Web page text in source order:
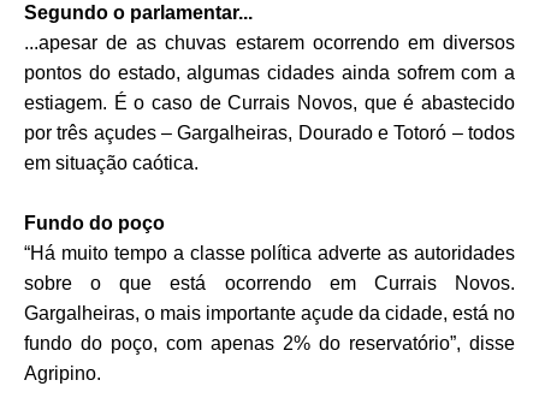
Segundo o parlamentar...
...apesar de as chuvas estarem ocorrendo em diversos
pontos do estado, algumas cidades ainda sofrem com a
estiagem. É o caso de Currais Novos, que é abastecido
por três açudes – Gargalheiras, Dourado e Totoró – todos
em situação caótica.
Fundo do poço
“Há muito tempo a classe política adverte as autoridades
sobre o que está ocorrendo em Currais Novos.
Gargalheiras, o mais importante açude da cidade, está no
fundo do poço, com apenas 2% do reservatório”, disse
Agripino.